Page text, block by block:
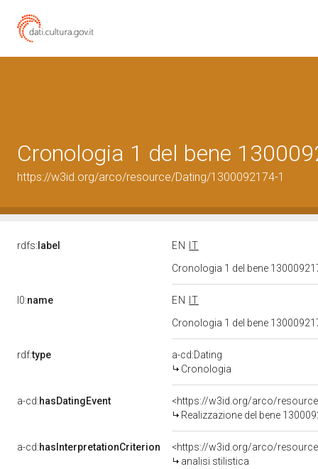
Cronologia 1 del bene
https://w3id.org/arco/resource/Dating/1300092174-1
rdfs: label EN
IT
Cronologia 1 del bene
l0:name EN
IT
Cronologia 1 del bene
rdf:type
a-cd:Dating
Cronologia
a-cd:hasDatingEvent
<https://w3id.org/arco/
Realizzazione del bene
a-cd:hasInterpretationCriterion
<https://w3id.org/arco/
analisi stilistica